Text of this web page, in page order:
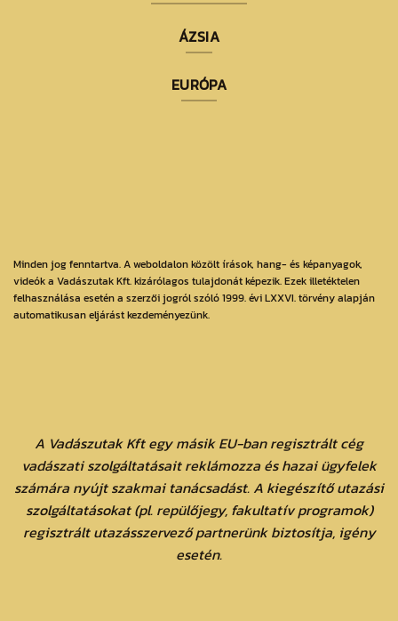
ÁZSIA
EURÓPA
Minden jog fenntartva. A weboldalon közölt írások, hang- és képanyagok,
videók a Vadászutak Kft. kizárólagos tulajdonát képezik. Ezek illetéktelen
felhasználása esetén a szerzői jogról szóló 1999. évi LXXVI. törvény alapján
automatikusan eljárást kezdeményezünk.
A Vadászutak Kft egy másik EU-ban regisztrált cég
vadászati szolgáltatásait reklámozza és hazai ügyfelek
számára nyújt szakmai tanácsadást. A kiegészítő utazási
szolgáltatásokat (pl. repülőjegy, fakultatív programok)
regisztrált utazásszervező partnerünk biztosítja, igény
esetén.